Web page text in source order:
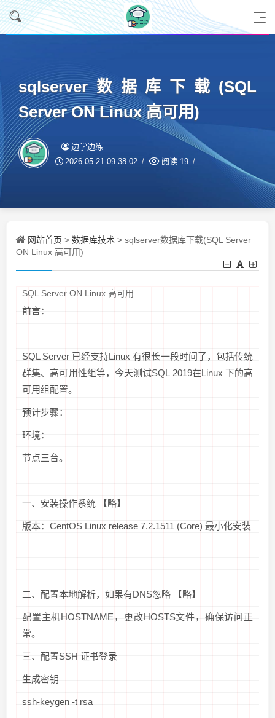
sqlserver数据库下载(SQL
Server ON Linux 高可用)
边学边练
2026-05-21 09:38:02 阅读 19
网站首页 > 数据库技术 > sqlserver数据库下载(SQL Server
ON Linux 高可用)
SQL Server ON Linux 高可用
前言：
SQL Server 已经支持Linux 有很长一段时间了，包括传统
群集、高可用性组等，今天测试SQL 2019在Linux 下的高
可用组配置。
预计步骤：
环境：
节点三台。
一、安装操作系统 【略】
版本：CentOS Linux release 7.2.1511 (Core) 最小化安装
二、配置本地解析，如果有DNS忽略 【略】
配置主机HOSTNAME，更改HOSTS文件，确保访问正
常。
三、配置SSH 证书登录
生成密钥
ssh-keygen -t rsa